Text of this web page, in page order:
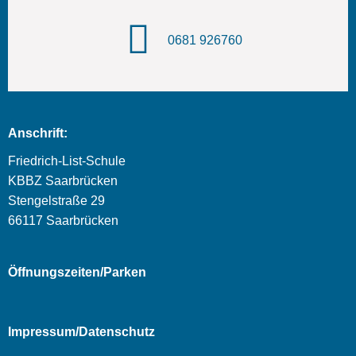
0681 926760
Anschrift:
Friedrich-List-Schule
KBBZ Saarbrücken
Stengelstraße 29
66117 Saarbrücken
Öffnungszeiten/Parken
Impressum/Datenschutz